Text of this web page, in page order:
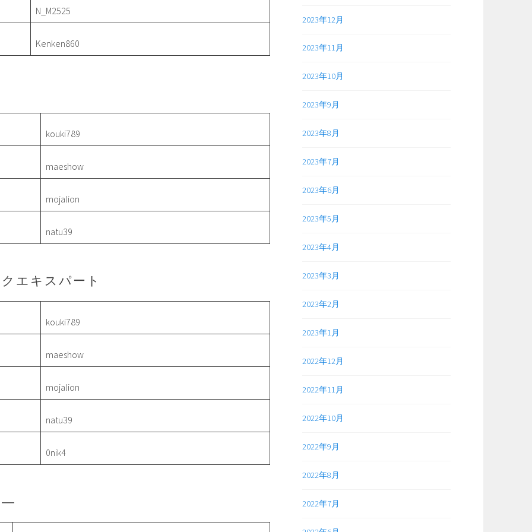
N_M2525
Kenken860
kouki789
maeshow
mojalion
natu39
エキスパート
kouki789
maeshow
mojalion
natu39
0nik4
―
2023年12月
2023年11月
2023年10月
2023年9月
2023年8月
2023年7月
2023年6月
2023年5月
2023年4月
2023年3月
2023年2月
2023年1月
2022年12月
2022年11月
2022年10月
2022年9月
2022年8月
2022年7月